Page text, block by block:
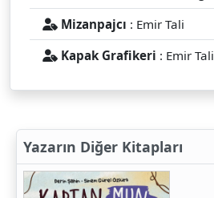
Mizanpajcı : Emir Tali
Kapak Grafikeri : Emir Tali
Yazarın Diğer Kitapları